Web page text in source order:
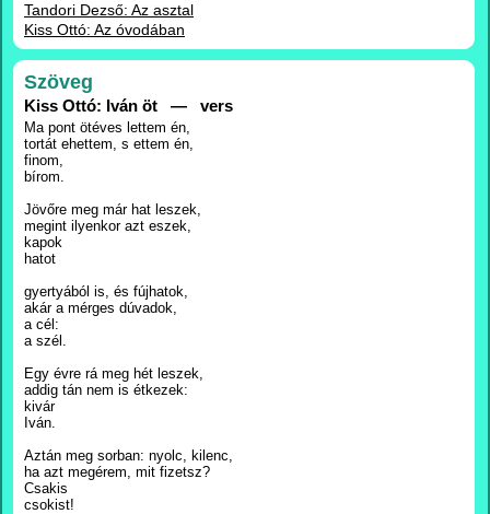
Tandori Dezső: Az asztal
Kiss Ottó: Az óvodában
Szöveg
Kiss Ottó: Iván öt — vers
Ma pont ötéves lettem én,
tortát ehettem, s ettem én,
finom,
bírom.
Jövőre meg már hat leszek,
megint ilyenkor azt eszek,
kapok
hatot
gyertyából is, és fújhatok,
akár a mérges dúvadok,
a cél:
a szél.
Egy évre rá meg hét leszek,
addig tán nem is étkezek:
kivár
Iván.
Aztán meg sorban: nyolc, kilenc,
ha azt megérem, mit fizetsz?
Csakis
csokist!